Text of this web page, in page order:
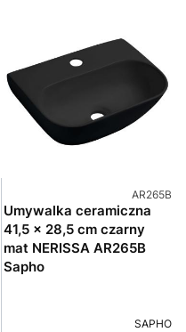
Kod
AR265B
Umywalka ceramiczna
41,5 x 28,5 cm czarny
mat NERISSA AR265B
Sapho
SAPHO